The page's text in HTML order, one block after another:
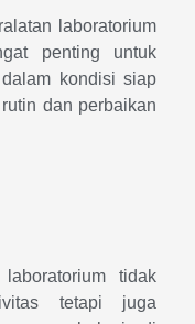
laboratorium
penting untuk
kondisi siap
dan perbaikan
tidak
tetapi juga